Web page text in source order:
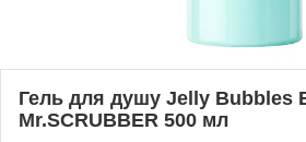
Гель для душу Jelly Bubbles
Mr.SCRUBBER 500 мл